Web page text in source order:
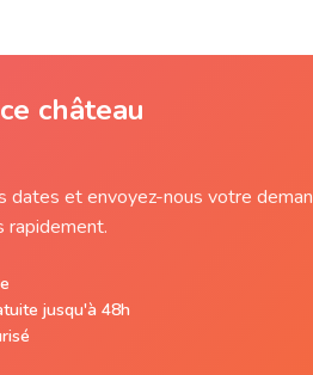
château
dates et envoyez-nous votre
rapidement.
jusqu'à 48h